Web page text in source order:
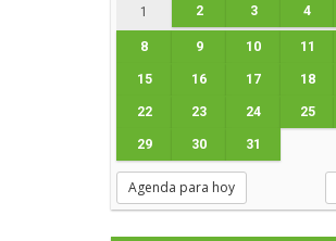
1 2 3 4
8 9 10 11
15 16 17 18
22 23 24 25
29 30 31
Agenda para hoy